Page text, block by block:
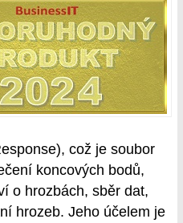
což je soubor
koncových bodů,
o hrozbách, sběr dat,
hrozeb. Jeho účelem je